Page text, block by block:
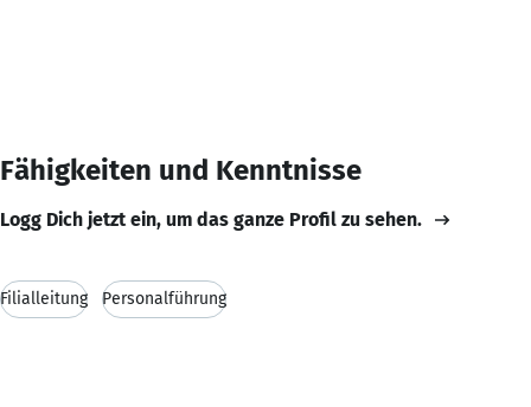
Fähigkeiten und Kenntnisse
Logg Dich jetzt ein, um das ganze Profil zu sehen.
Filialleitung Personalführung